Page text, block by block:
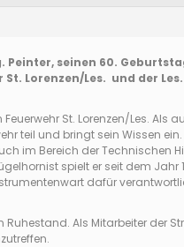
Peinter, seinen 60.
Lorenzen/Les. und der
St. Lorenzen/Les. Als
teil und bringt sein Wissen
im Bereich der Technischen
spielt er seit dem Jahr
dafür
Als Mitarbeiter der